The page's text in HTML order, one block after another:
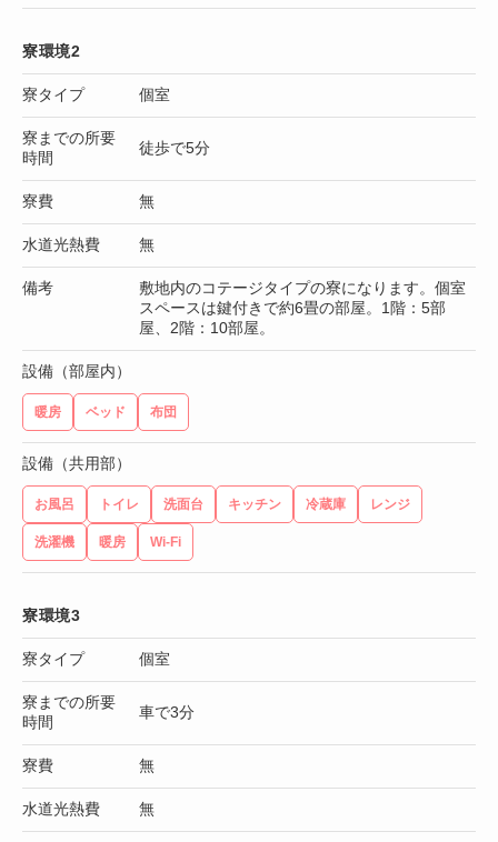
寮環境2
寮タイプ 個室
寮までの所要
時間
徒歩で5分
寮費 無
水道光熱費 無
備考
敷地内のコテージタイプの寮になります。個室
スペースは鍵付きで約6畳の部屋。1階：5部
屋、2階：10部屋。
設備（部屋内）
暖房 ベッド 布団
設備（共用部）
お風呂 トイレ 洗面台 キッチン 冷蔵庫 レンジ
洗濯機 暖房 Wi-Fi
寮環境3
寮タイプ 個室
寮までの所要
時間
車で3分
寮費 無
水道光熱費 無